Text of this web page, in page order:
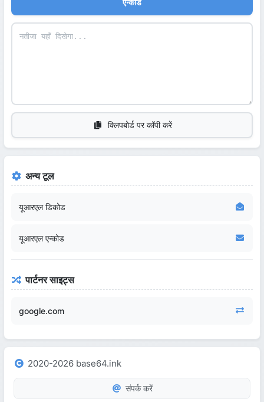
एन्कोड
क्लिपबोर्ड पर कॉपी करें
अन्य टूल
यूआरएल डिकोड
यूआरएल एन्कोड
पार्टनर साइट्स
google.com
2020-2026 base64.ink
संपर्क करें